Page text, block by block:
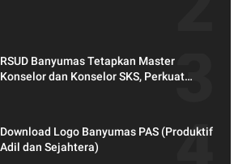
RSUD Banyumas Tetapkan Master
Konselor dan Konselor SKS, Perkuat
Download Logo Banyumas PAS (Produktif
Adil dan Sejahtera)